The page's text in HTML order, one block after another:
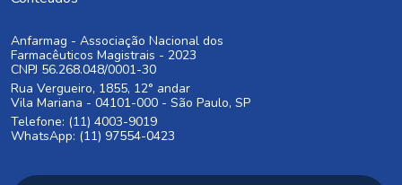
Anfarmag - Associação Nacional dos
Farmacêuticos Magistrais - 2023
CNPJ 56.268.048/0001-30
Rua Vergueiro, 1855, 12° andar
Vila Mariana - 04101-000 - São Paulo, SP
Telefone: (11) 4003-9019
WhatsApp: (11) 97554-0423